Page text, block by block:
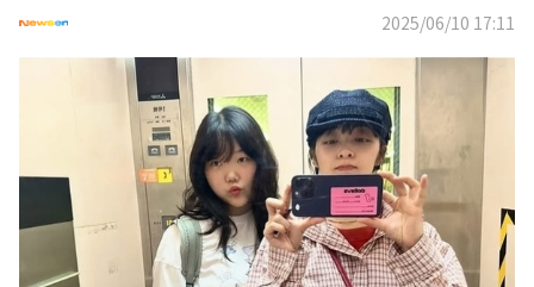
2025/06/10 17:11